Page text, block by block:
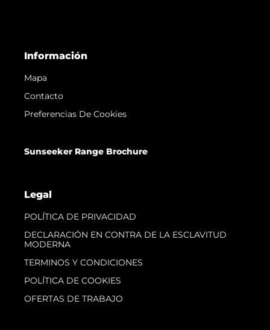
Información
Mapa
Contacto
Preferencias De Cookies
Sunseeker Range Brochure
Legal
POLÍTICA DE PRIVACIDAD
DECLARACIÓN EN CONTRA DE LA ESCLAVITUD
MODERNA
TERMINOS Y CONDICIONES
POLÍTICA DE COOKIES
OFERTAS DE TRABAJO